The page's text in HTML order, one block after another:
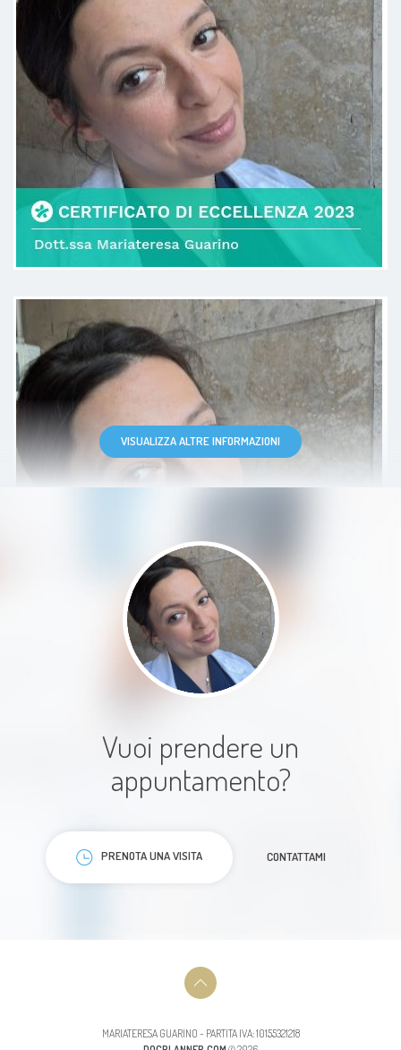
Dottoressa dalle competenze
impeccabili e molto empatica! La
consiglio vivamente
Paziente
Una persona squisita, simpatica e
soprattutto bravissima
Professionista precisa e
scrupolosa. Studio pulito e ben
organizzato.
Paziente
molto professionale consiglio
vivamente!
VISUALIZZA ALTRE INFORMAZIONI
Vuoi prendere un
appuntamento?
PRENOTA UNA VISITA CONTATTAMI
MARIATERESA GUARINO - PARTITA IVA: 10155321218